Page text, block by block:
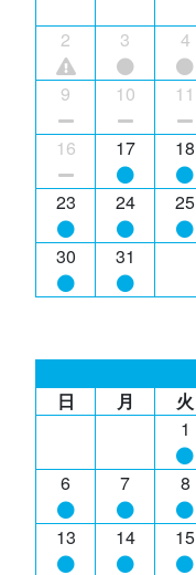
2 3 4
9 10 11
16 17 18
23 24 25
30 31
日
月 火
1
6 7 8
13 14 15